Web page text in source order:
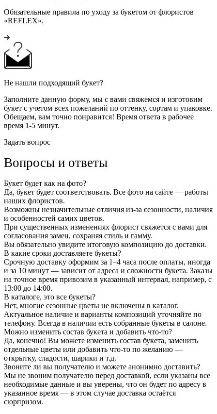
Обязательные правила по уходу за букетом от флористов
«REFLEX».
Не нашли подходящий букет?
Заполните данную форму, мы с вами свяжемся и изготовим
букет с учетом всех пожеланий по оттенку, сортам и упаковке.
Обещаем, вам точно понравится! Время ответа в рабочее
время 1-5 минут.
Задать вопрос
Вопросы и ответы
Букет будет как на фото?
Да, букет будет соответствовать. Все фото на сайте — работы
наших флористов.
Возможны незначительные отличия из-за сезонности, наличия
и особенностей самих цветов.
При существенных изменениях флорист свяжется с вами для
согласования замен, сохраняя стиль и гамму.
Вы обязательно увидите итоговую композицию до доставки.
В какие сроки доставляете букеты?
Срочную доставку оформим за 1–4 часа после оплаты, иногда
и за 10 минут — зависит от адреса и сложности букета. Заказы
на точное время привозим в указанный интервал, например, с
13:00 до 14:00.
В каталоге, это все букеты?
Нет, многие сезонные цветы не включены в каталог.
Актуальное наличие и варианты композиций уточняйте по
телефону. Всегда в наличии есть собранные букеты в салоне.
Можно изменить состав букета и добавить что-то?
Да, конечно! Вы можете изменить состав букета, заменить
отдельные цветы или добавить что-то по желанию —
открытку, сладости, шарики и т.д.
Звоните ли вы получателю и можете анонимно доставить?
Мы не звоним получателю перед доставкой, если указаны все
необходимые данные и вы уверены, что он будет по адресу в
указанное время — в этом случае доставка остаётся
сюрпризом.